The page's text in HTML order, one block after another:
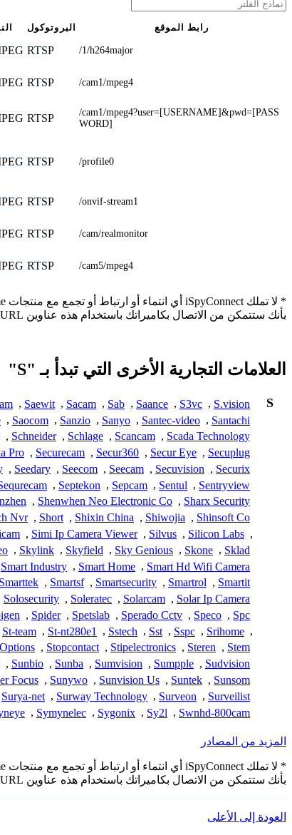
البروتوكول رابط الموقع
RTSP /1/h264major
RTSP /cam1/mpeg4
RTSP
/cam1/mpeg4?user=[USERNAME]&pwd=[PASS
WORD]
RTSP /profile0
RTSP /onvif-stream1
RTSP /cam/realmonitor
RTSP /cam5/mpeg4
بأنك ستتمكن من الاتصال بكاميراتك باستخدام هذه عناوين URL.
العلامات التجارية الأخرى التي تبدأ بـ "S"
S
S.vision
,
S3vc
,
Saance
,
Sab
,
Sacam
,
Saewit
,
Santachi
,
Santec-video
,
Sanyo
,
Sanzio
,
Saocom
,
Scada Technology
,
Scancam
,
Schlage
,
Schneider
,
Secuplug
,
Secur Eye
,
Secur360
,
Securecam
,
Pro
Securix
,
Secuvision
,
Seecam
,
Seecom
,
Seedary
,
Sentryview
,
Sentul
,
Sepcam
,
Septekon
,
Sharx Security
,
Shenwhen Neo Electronic Co
,
Shinsoft Co
,
Shiwojia
,
Shixin China
,
Short
,
Nvr
,
Silicon Labs
,
Silvus
,
Simi Ip Camera Viewer
,
Sklad
,
Skone
,
Sky Genious
,
Skyfield
,
Skylink
,
Smart Hd Wifi Camera
,
Smart Home
,
Smart Industry
Smartit
,
Smartrol
,
Smartsecurity
,
Smartsf
,
Smarttek
Solar Ip Camera
,
Solarcam
,
Soleratec
,
Solosecurity
Spc
,
Speco
,
Sperado Cctv
,
Spetslab
,
Spider
,
,
Srihome
,
Sspc
,
Sst
,
Sstech
,
St-nt280e1
,
St-team
Stem
,
Steren
,
Stipelectronics
,
Stopcontact
,
Sudvision
,
Sumpple
,
Sumvision
,
Sunba
,
Sunbio
,
Sunsom
,
Suntek
,
Sunvision Us
,
Sunywo
,
Focus
Surveilist
,
Surveon
,
Surway Technology
,
Surya-net
Swnhd-800cam
,
Sy2l
,
Sygonix
,
Symynelec
,
المزيد من المصادر
بأنك ستتمكن من الاتصال بكاميراتك باستخدام هذه عناوين URL.
العودة إلى الأعلى